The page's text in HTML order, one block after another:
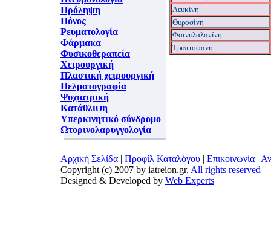
Πρόληψη
Πόνος
Ρευματολογία
Φάρμακα
Φυσικοθεραπεία
Χειρουργική
Πλαστική χειρουργική
Πελματογραφία
Ψυχιατρική
Κατάθλιψη
Υπερκινητικό σύνδρομο
Ωτορινολαρυγγολογία
Λευκίνη
Θυροσίνη
Φαινυλαλανίνη
Tρυπτοφάνη
Αρχική Σελίδα | Προφίλ Καταλόγου | Επικοινωνία |
Copyright (c) 2007 by iatreion.gr, All rights reserved
Designed & Developed by Web Experts